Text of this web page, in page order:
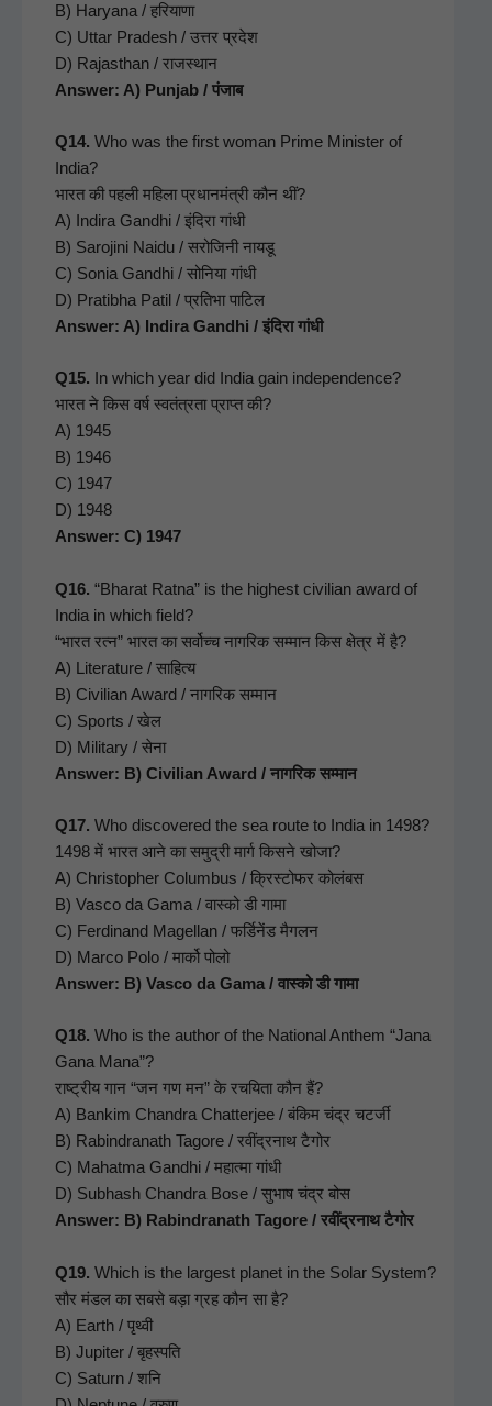
B) Haryana / हरियाणा
C) Uttar Pradesh / उत्तर प्रदेश
D) Rajasthan / राजस्थान
Answer: A) Pun­jab / पंजाब
Q14. Who was the first woman Prime Min­is­ter of
India?
भारत की पहली महिला प्रधानमंत्री कौन थीं?
A) Indi­ra Gand­hi / इंदिरा गांधी
B) Saro­ji­ni Naidu / सरोजिनी नायडू
C) Sonia Gand­hi / सोनिया गांधी
D) Prat­i­b­ha Patil / प्रतिभा पाटिल
Answer: A) Indi­ra Gand­hi / इंदिरा गांधी
Q15. In which year did India gain inde­pen­dence?
भारत ने किस वर्ष स्वतंत्रता प्राप्त की?
A) 1945
B) 1946
C) 1947
D) 1948
Answer: C) 1947
Q16. “Bharat Rat­na” is the high­est civil­ian award of
India in which field?
“भारत रत्न” भारत का सर्वोच्च नागरिक सम्मान किस क्षेत्र में है?
A) Lit­er­a­ture / साहित्य
B) Civil­ian Award / नागरिक सम्मान
C) Sports / खेल
D) Mil­i­tary / सेना
Answer: B) Civil­ian Award / नागरिक सम्मान
Q17. Who dis­cov­ered the sea route to India in 1498?
1498 में भारत आने का समुद्री मार्ग किसने खोजा?
A) Christo­pher Colum­bus / क्रिस्टोफर कोलंबस
B) Vas­co da Gama / वास्को डी गामा
C) Fer­di­nand Mag­el­lan / फर्डिनेंड मैगलन
D) Mar­co Polo / मार्को पोलो
Answer: B) Vas­co da Gama / वास्को डी गामा
Q18. Who is the author of the Nation­al Anthem “Jana
Gana Mana”?
राष्ट्रीय गान “जन गण मन” के रचयिता कौन हैं?
A) Bankim Chan­dra Chat­ter­jee / बंकिम चंद्र चटर्जी
B) Rabindranath Tagore / रवींद्रनाथ टैगोर
C) Mahat­ma Gand­hi / महात्मा गांधी
D) Sub­hash Chan­dra Bose / सुभाष चंद्र बोस
Answer: B) Rabindranath Tagore / रवींद्रनाथ टैगोर
Q19. Which is the largest plan­et in the Solar Sys­tem?
सौर मंडल का सबसे बड़ा ग्रह कौन सा है?
A) Earth / पृथ्वी
B) Jupiter / बृहस्पति
C) Sat­urn / शनि